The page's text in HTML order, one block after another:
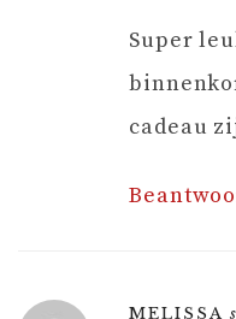
Super
cadeau
MELISSA